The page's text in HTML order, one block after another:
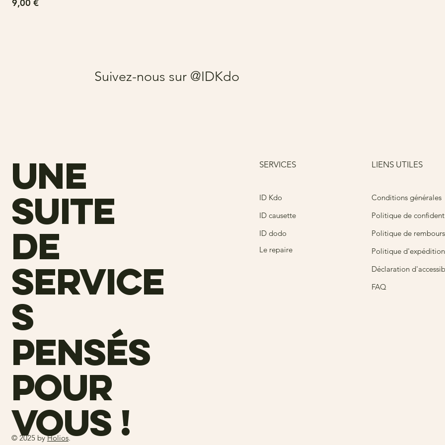
9,00 €
Suivez-nous sur @IDKdo
une
suite
de
service
s
pensés
pour
vous !
SERVICES
ID Kdo
ID causette
ID dodo
Le repaire
LIENS UTILES
Conditions générales
Politique de
Politique de
Politique d'expédition
Déclaration
FAQ
© 2025 byHolios.